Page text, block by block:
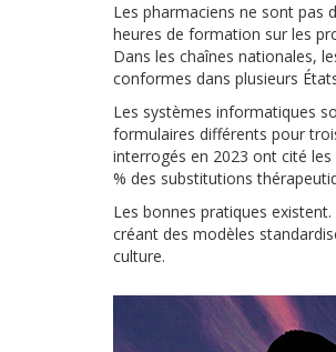
Les pharmaciens ne sont pas
heures de formation sur les
Dans les chaînes nationales,
conformes dans plusieurs
Les systèmes informatiques
formulaires différents pour
interrogés en 2023 ont cité
% des substitutions
Les bonnes pratiques
créant des modèles
culture.